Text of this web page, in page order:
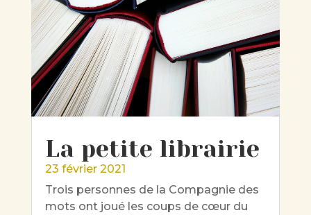
La petite librairie
23 février 2021
Trois personnes de la Compagnie des
mots ont joué les coups de cœur du